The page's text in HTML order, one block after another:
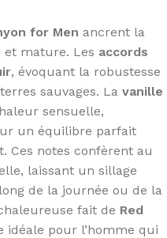
for Men ancrent la
et mature. Les accords
, évoquant la robustesse
sauvages. La vanille
sensuelle,
un équilibre parfait
Ces notes confèrent au
laissant un sillage
de la journée ou de la
fait de Red
idéale pour l’homme qui